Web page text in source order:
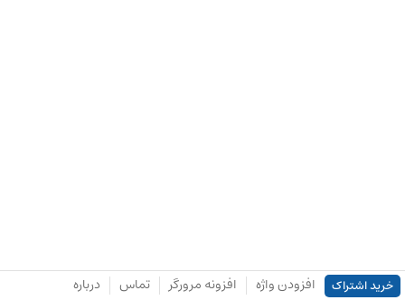
خرید اشتراک افزودن واژه افزونه مرورگر تماس درباره